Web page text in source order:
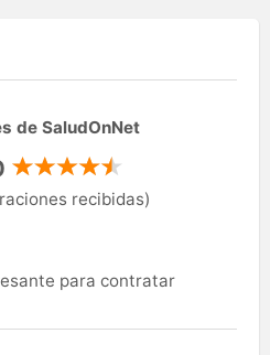
de SaludOnNet
recibidas)
para contratar